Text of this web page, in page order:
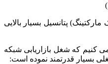
پتانسیل بسیار بالایی
کنیم که شغل بازاریابی شبکه
بسیار قدرتمند نموده است: